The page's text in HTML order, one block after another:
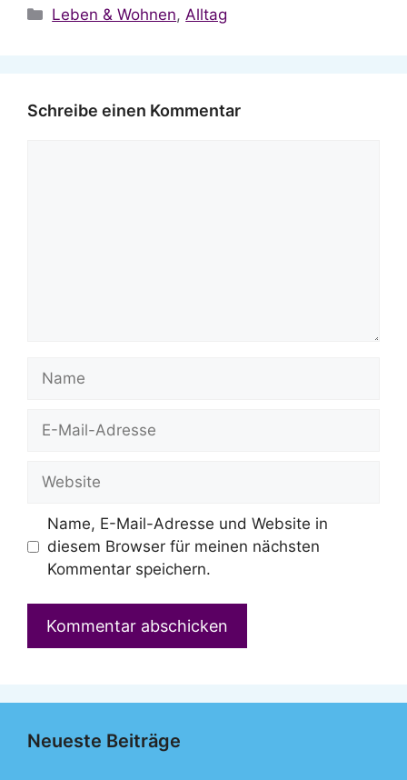
Kategorien
Leben & Wohnen, Alltag
Schreibe einen Kommentar
Mail-
Name, E-Mail-Adresse und Website in
diesem Browser für meinen nächsten
Kommentar speichern.
Neueste Beiträge